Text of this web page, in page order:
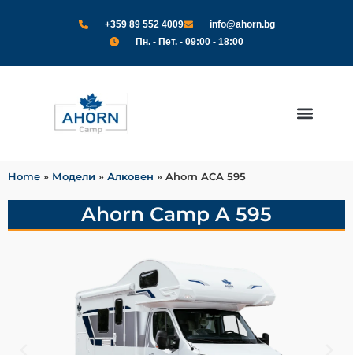
+359 89 552 4009
info@ahorn.bg
Пн. - Пет. - 09:00 - 18:00
Home » Модели » Алковен » Ahorn ACA 595
Ahorn Camp A 595